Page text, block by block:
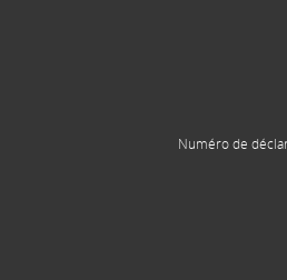
Numéro de